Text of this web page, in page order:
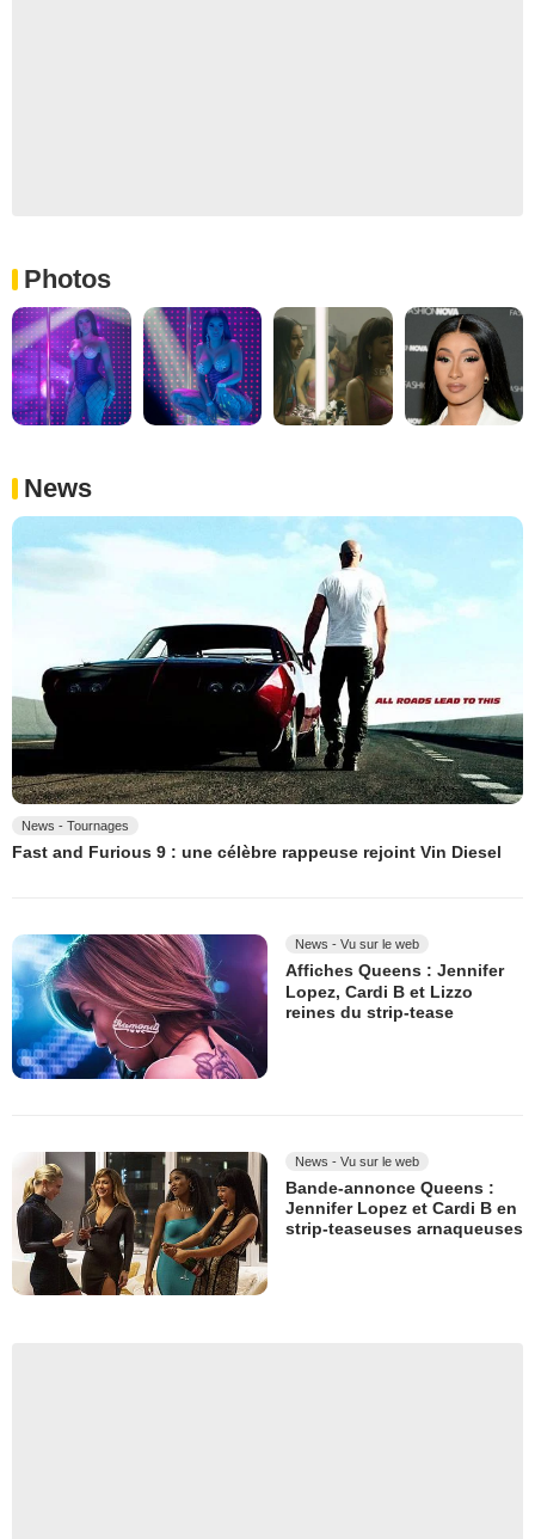
Photos
News
News - Tournages
Fast and Furious 9 : une célèbre rappeuse rejoint Vin Diesel
News - Vu sur le web
Affiches Queens : Jennifer
Lopez, Cardi B et Lizzo
reines du strip-tease
News - Vu sur le web
Bande-annonce Queens :
Jennifer Lopez et Cardi B en
strip-teaseuses arnaqueuses